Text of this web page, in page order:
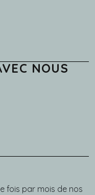
NOUS
fois par mois de nos